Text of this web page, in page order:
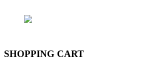
SHOPPING CART